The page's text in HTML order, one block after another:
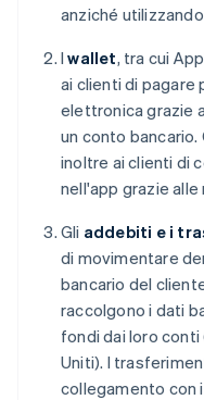
anziché
Iwallet, tra cui
ai clienti di pagare
elettronica grazie
un conto
inoltre ai clienti di
nell'app grazie alle
Gli addebiti e i
di movimentare
bancario del
raccolgono i dati
fondi dai loro conti
Uniti). I
collegamento con